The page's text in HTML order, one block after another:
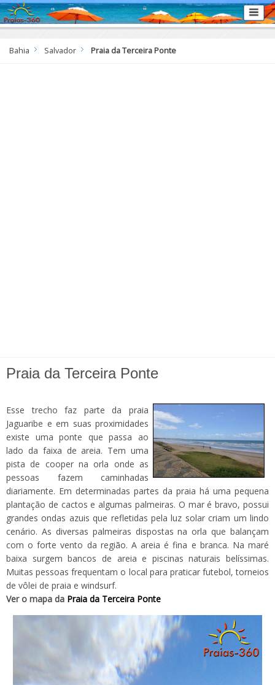
Bahia Salvador Praia da Terceira Ponte
Praia da Terceira Ponte
Esse trecho faz parte da praia
Jaguaribe e em suas proximidades
existe uma ponte que passa ao
lado da faixa de areia. Tem uma
pista de cooper na orla onde as
pessoas fazem caminhadas
diariamente. Em determinadas partes da praia há uma pequena
plantação de cactos e algumas palmeiras. O mar é bravo, possui
grandes ondas azuis que refletidas pela luz solar criam um lindo
cenário. As diversas palmeiras dispostas na orla que balançam
com o forte vento da região. A areia é fina e branca. Na maré
baixa surgem bancos de areia e piscinas naturais belíssimas.
Muitas pessoas frequentam o local para praticar futebol, torneios
de vôlei de praia e windsurf.
Ver o mapa da Praia da Terceira Ponte